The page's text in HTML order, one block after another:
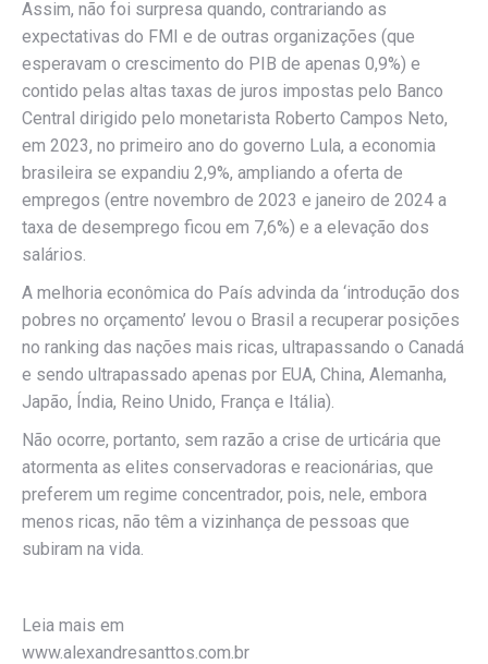
Assim, não foi surpresa quando, contrariando as
expectativas do FMI e de outras organizações (que
esperavam o crescimento do PIB de apenas 0,9%) e
contido pelas altas taxas de juros impostas pelo Banco
Central dirigido pelo monetarista Roberto Campos Neto,
em 2023, no primeiro ano do governo Lula, a economia
brasileira se expandiu 2,9%, ampliando a oferta de
empregos (entre novembro de 2023 e janeiro de 2024 a
taxa de desemprego ficou em 7,6%) e a elevação dos
salários.
A melhoria econômica do País advinda da ‘introdução dos
pobres no orçamento’ levou o Brasil a recuperar posições
no ranking das nações mais ricas, ultrapassando o Canadá
e sendo ultrapassado apenas por EUA, China, Alemanha,
Japão, Índia, Reino Unido, França e Itália).
Não ocorre, portanto, sem razão a crise de urticária que
atormenta as elites conservadoras e reacionárias, que
preferem um regime concentrador, pois, nele, embora
menos ricas, não têm a vizinhança de pessoas que
subiram na vida.
Leia mais em
www.alexandresanttos.com.br